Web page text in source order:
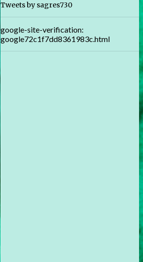
Tweets by sagres730
google-site-verification:
google72c1f7dd8361983c.html